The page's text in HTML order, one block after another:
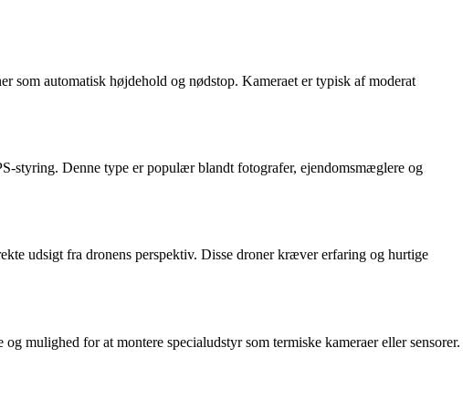
som automatisk højdehold og nødstop. Kameraet er typisk af moderat
styring. Denne type er populær blandt fotografer, ejendomsmæglere og
udsigt fra dronens perspektiv. Disse droner kræver erfaring og hurtige
mulighed for at montere specialudstyr som termiske kameraer eller sensorer.